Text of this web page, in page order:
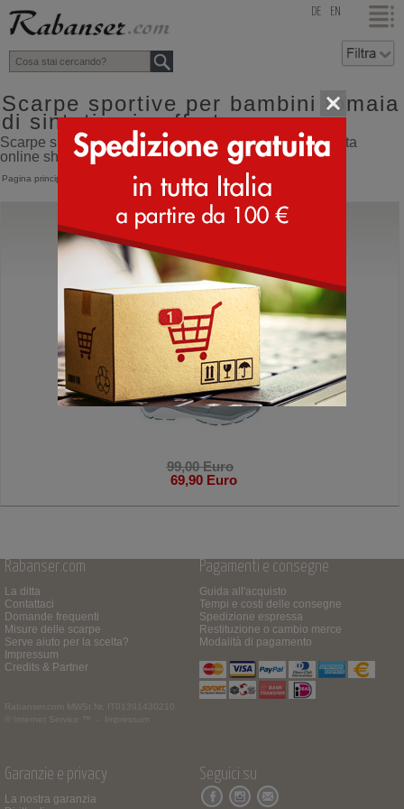
top DE EN
Scarpe sportive per bambini tomaia
di sintetico in offerta
Scarpe sportive per bambini tomaia di sintetico in offerta
online shop con spedizione direttamente dall'Italia
Pagina principale Scarpe sportive
Superfit
Scarpe da bambino con strappo
99,00 Euro
69,90 Euro
Rabanser.com
La ditta
Contattaci
Domande frequenti
Misure delle scarpe
Serve aiuto per la scelta?
Impressum
Credits & Partner
Rabanser.com
MWSt.Nr. IT01391430210
© Internet Service ™ -
Impressum
Pagamenti e consegne
Guida all'acquisto
Tempi e costi delle consegne
Spedizione espressa
Restituzione o cambio merce
Modalità di pagamento
Garanzie e privacy
La nostra garanzia
Seguici su